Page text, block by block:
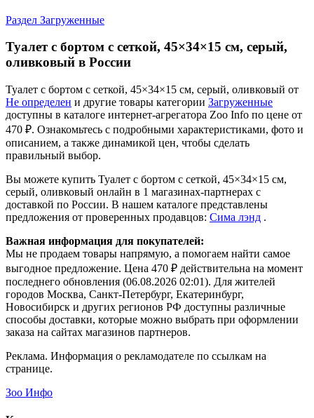
Раздел Загруженные
Туалет с бортом с сеткой, 45×34×15 см, серый,
оливковый в России
Туалет с бортом с сеткой, 45×34×15 см, серый, оливковый от
Не определен и другие товары категории Загруженные
доступны в каталоге интернет-агрегатора Zoo Info по цене от
470 ₽. Ознакомьтесь с подробными характеристиками, фото и
описанием, а также динамикой цен, чтобы сделать
правильный выбор.
Вы можете купить Туалет с бортом с сеткой, 45×34×15 см,
серый, оливковый онлайн в 1 магазинах-партнерах с
доставкой по России. В нашем каталоге представлены
предложения от проверенных продавцов: Сима лэнд .
Важная информация для покупателей:
Мы не продаем товары напрямую, а помогаем найти самое
выгодное предложение. Цена 470 ₽ действительна на момент
последнего обновления (06.08.2026 02:01). Для жителей
городов Москва, Санкт-Петербург, Екатеринбург,
Новосибирск и других регионов РФ доступны различные
способы доставки, которые можно выбрать при оформлении
заказа на сайтах магазинов партнеров.
Реклама. Информация о рекламодателе по ссылкам на
странице.
Зоо Инфо